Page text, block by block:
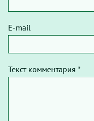
E-mail
Текст комментария *